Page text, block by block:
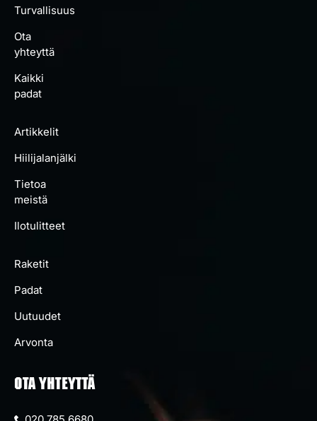
Turvallisuus
Ota
yhteyttä
Kaikki
padat
Artikkelit
Hiilijalanjälki
Tietoa
meistä
Ilotulitteet
Raketit
Padat
Uutuudet
Arvonta
OTA YHTEYTTÄ